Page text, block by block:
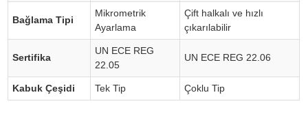
Bağlama Tipi
Mikrometrik
Ayarlama
Çift halkalı ve hızlı
çıkarılabilir
Sertifika
UN ECE REG
22.05
UN ECE REG 22.06
Kabuk Çeşidi Tek Tip Çoklu Tip